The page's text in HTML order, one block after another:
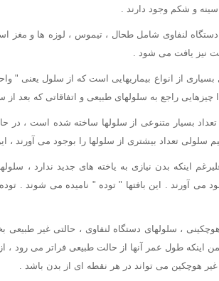
و شکم وجود دارند .
لنفاوی شامل طحال ، تیموس ، لوزه ها و مغز
نیز یافت می شود .
از انواع بیماریهایی است که از سلول یعنی "
چیزهایی راجع به سلولهای طبیعی و اتفاقاتی که بعد از
بسیار متنوعی از سلولها ساخته شده است ، در
سلولی تعداد بیشتری از سلولها را بوجود می آورند ،
اینکه بدن نیازی به یاخته های جدید ندارد ،
می آورند . این بافتها " توده " نامیده می شوند .
، سلولهای دستگاه لنفاوی ، حالتی غیر
طول عمر آنها از حالت طبیعی فراتر می رود ، از
هوچکین می تواند در هر نقطه ای از بدن باشد .